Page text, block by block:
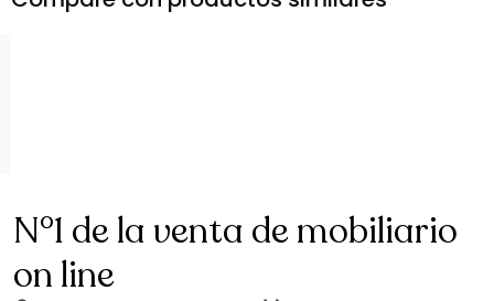
N°1 de la venta de mobiliario
on line